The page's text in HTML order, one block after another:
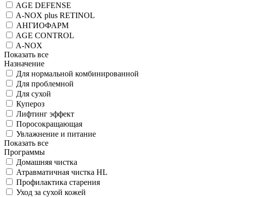
AGE DEFENSE
A-NOX plus RETINOL
АНГИОФАРМ
AGE CONTROL
A-NOX
Показать все
Назначение
Для нормальной комбинированной
Для проблемной
Для сухой
Купероз
Лифтинг эффект
Поросокращающая
Увлажнение и питание
Показать все
Программы
Домашняя чистка
Атравматичная чистка HL
Профилактика старения
Уход за сухой кожей